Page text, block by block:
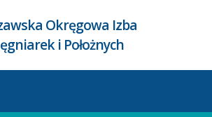
Okręgowa Izba
i Położnych